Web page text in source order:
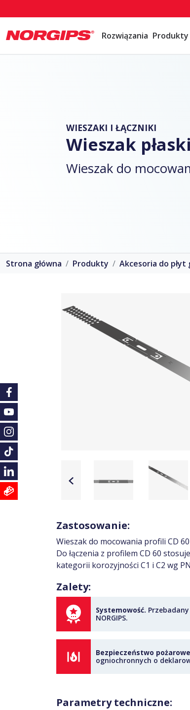
Rozwiązania Produkty
WIESZAKI I ŁĄCZNIKI
Wieszak
Wieszak do
Strona główna Produkty Akcesoria do
Zastosowanie:
Wieszak do mocowania profili CD
Do łączenia z profilem CD 60
kategorii korozyjności C1 i C2 wg
Zalety:
Systemowość.
NORGIPS.
Bezpieczeństwo
ogniochronnych o
Parametry techniczne: